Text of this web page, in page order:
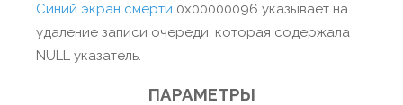
Синий экран смерти 0x00000096 указывает на
удаление записи очереди, которая содержала
NULL указатель.
ПАРАМЕТРЫ